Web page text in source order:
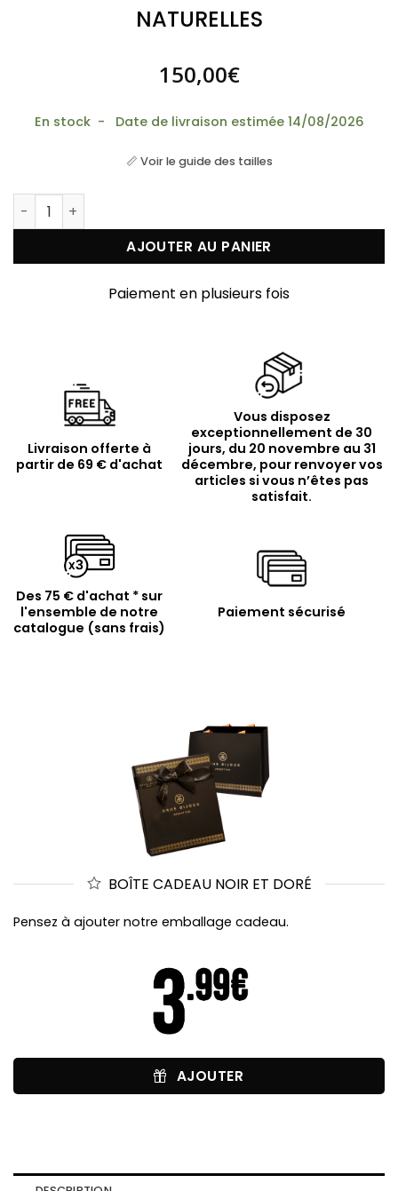
NATURELLES
150,00€
En stock - Date de livraison estimée 14/08/2026
📏 Voir le guide des tailles
quantité de Collier Cravate en Argent Doré et
AJOUTER AU PANIER
Paiement en plusieurs fois
Livraison offerte à
partir de 69 € d'achat
Vous disposez
exceptionnellement de 30
jours, du 20 novembre au 31
décembre, pour renvoyer vos
articles si vous n’êtes pas
satisfait.
Des 75 € d'achat * sur
l'ensemble de notre
catalogue (sans frais)
Paiement sécurisé
BOÎTE CADEAU NOIR ET DORÉ
Pensez à ajouter notre emballage cadeau.
AJOUTER